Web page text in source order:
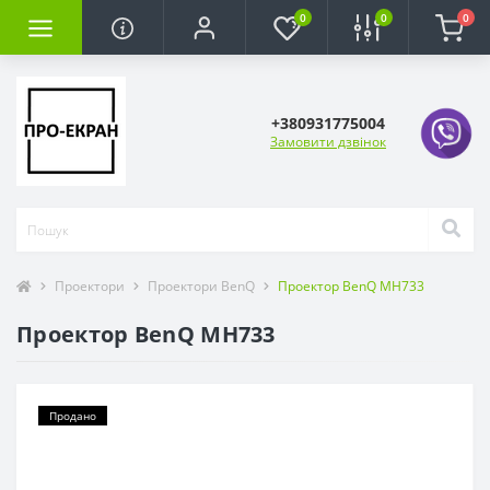
0 0 0
+380931775004
Замовити дзвінок
Проектори Проектори BenQ Проектор BenQ MH733
Проектор BenQ MH733
Продано